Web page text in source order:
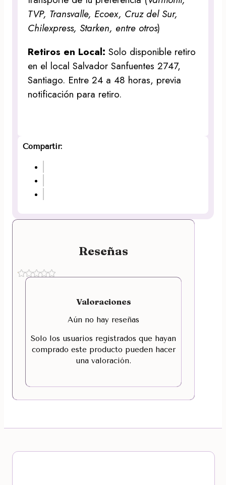
TVP, Transvalle, Ecoex, Cruz del Sur,
Chilexpress, Starken, entre otros)
Retiros en Local:Solo disponible retiro
en el local Salvador Sanfuentes 2747,
Santiago. Entre 24 a 48 horas, previa
notificación para retiro.
Compartir:
Reseñas
Valoraciones
Aún no hay reseñas
Solo los usuarios registrados que hayan
comprado este producto pueden hacer
una valoración.